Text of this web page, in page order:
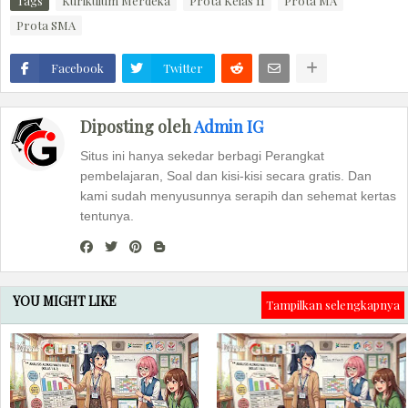
Prota SMA
Facebook Twitter
Diposting olehAdmin IG
Situs ini hanya sekedar berbagi Perangkat
pembelajaran, Soal dan kisi-kisi secara gratis. Dan
kami sudah menyusunnya serapih dan sehemat kertas
tentunya.
YOU MIGHT LIKE Tampilkan selengkapnya